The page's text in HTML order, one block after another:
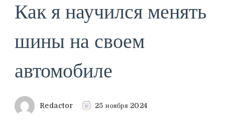
Как я научился менять
шины на своем
автомобиле
Redactor 25 ноября 2024